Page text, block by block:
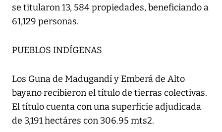
se titularon 13, 584 propiedades, beneficiando a
61,129 personas.
PUEBLOS INDÍGENAS
Los Guna de Madugandí y Emberá de Alto
bayano recibieron el título de tierras colectivas.
El título cuenta con una superficie adjudicada
de 3,191 hectáres con 306.95 mts2.